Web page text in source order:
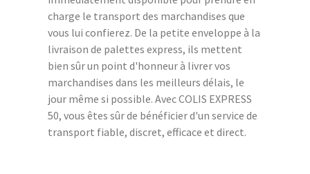
charge le transport des marchandises que
vous lui confierez. De la petite enveloppe à la
livraison de palettes express, ils mettent
bien sûr un point d'honneur à livrer vos
marchandises dans les meilleurs délais, le
jour même si possible. Avec COLIS EXPRESS
50, vous êtes sûr de bénéficier d'un service de
transport fiable, discret, efficace et direct.